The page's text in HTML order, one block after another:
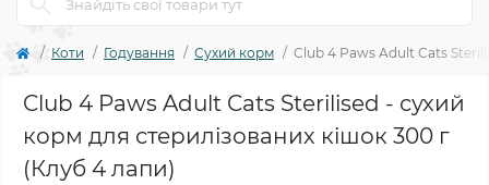
Коти Годування Сухий корм Club 4 Paws Adult Cats
Club 4 Paws Adult Cats Sterilised - сухий
корм для стерилізованих кішок 300 г
(Клуб 4 лапи)